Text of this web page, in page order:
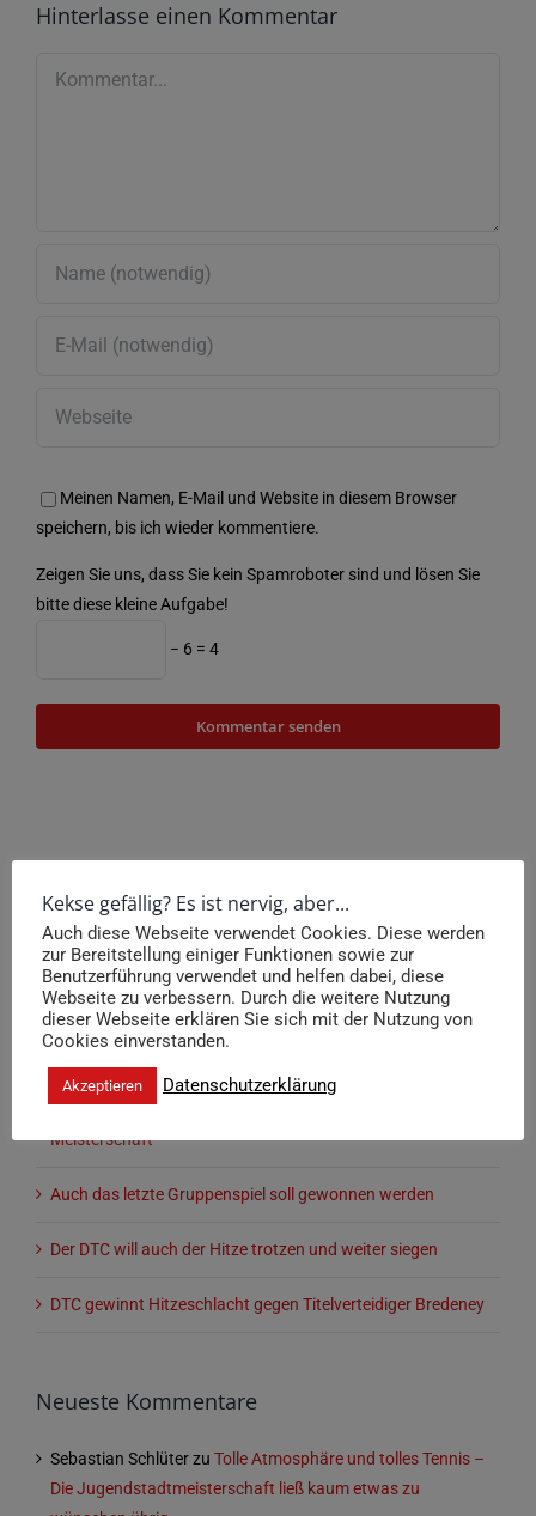
Hinterlasse einen Kommentar
Meinen Namen, E-Mail und Website in diesem Browser
speichern, bis ich wieder kommentiere.
Zeigen Sie uns, dass Sie kein Spamroboter sind und lösen Sie
bitte diese kleine Aufgabe!
− 6 = 4
nach:
Neueste Beiträge
Die Herren 30 des DTC spielen um die Deutsche
Meisterschaft
Auch das letzte Gruppenspiel soll gewonnen werden
Der DTC will auch der Hitze trotzen und weiter siegen
DTC gewinnt Hitzeschlacht gegen Titelverteidiger Bredeney
Neueste Kommentare
Sebastian Schlüterzu Tolle Atmosphäre und tolles Tennis –
Die Jugendstadtmeisterschaft ließ kaum etwas zu
Kekse gefällig? Es ist nervig, aber...
Auch diese Webseite verwendet Cookies. Diese werden
zur Bereitstellung einiger Funktionen sowie zur
Benutzerführung verwendet und helfen dabei, diese
Webseite zu verbessern. Durch die weitere Nutzung
dieser Webseite erklären Sie sich mit der Nutzung von
Cookies einverstanden.
Akzeptieren Datenschutzerklärung